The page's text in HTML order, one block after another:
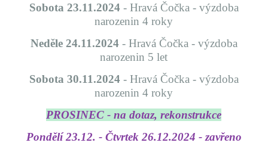
Sobota 23.11.2024 - Hravá Čočka - výzdoba
narozenin 4 roky
Neděle 24.11.2024 - Hravá Čočka - výzdoba
narozenin 5 let
Sobota 30.11.2024 - Hravá Čočka - výzdoba
narozenin 4 roky
PROSINEC - na dotaz, rekonstrukce
Pondělí 23.12. - Čtvrtek 26.12.2024 - zavřeno